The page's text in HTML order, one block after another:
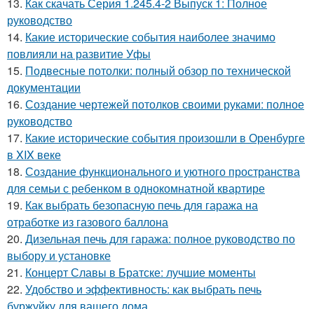
руководство
14. Какие исторические события наиболее значимо
повлияли на развитие Уфы
15. Подвесные потолки: полный обзор по технической
документации
16. Создание чертежей потолков своими руками: полное
руководство
17. Какие исторические события произошли в Оренбурге
в XIX веке
18. Создание функционального и уютного пространства
для семьи с ребенком в однокомнатной квартире
19. Как выбрать безопасную печь для гаража на
отработке из газового баллона
20. Дизельная печь для гаража: полное руководство по
выбору и установке
21. Концерт Славы в Братске: лучшие моменты
22. Удобство и эффективность: как выбрать печь